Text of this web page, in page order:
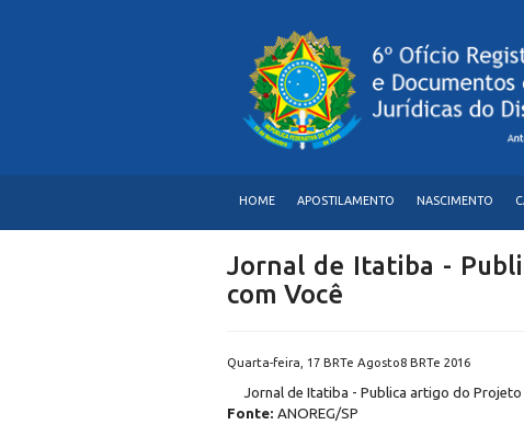
HOME APOSTILAMENTO NASCIMENTO
Jornal de Itatiba -
com Você
Quarta-feira, 17 BRTe Agosto8 BRTe 2016
Jornal de Itatiba - Publica artigo do
Fonte: ANOREG/SP